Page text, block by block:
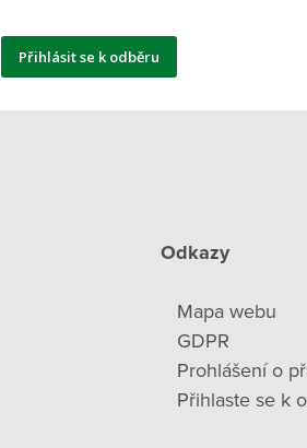
Přihlásit se k odběru
Odkazy
Mapa webu
GDPR
Prohlášení o
Přihlaste se k